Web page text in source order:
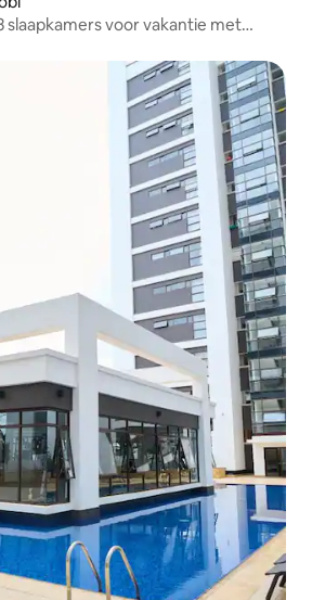
slaapkamers voor vakantie met